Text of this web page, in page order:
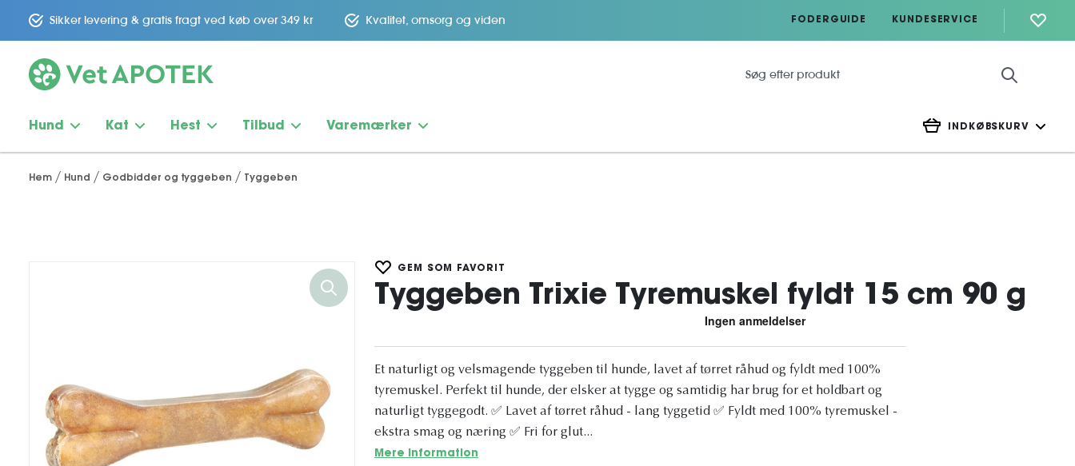
Sikker levering & gratis fragt ved køb over 349 kr Kvalitet, omsorg og viden FODERGUIDE KUNDESERVICE
Hund Kat Hest Tilbud Varemærker INDKØBSKURV
Hem Hund Godbidder og tyggeben Tyggeben
GEM SOM FAVORIT
Tyggeben Trixie Tyremuskel fyldt 15 cm 90 g
Et naturligt og velsmagende tyggeben til hunde, lavet af tørret råhud og fyldt med 100%
tyremuskel. Perfekt til hunde, der elsker at tygge og samtidig har brug for et holdbart og
naturligt tyggegodt. ✅ Lavet af tørret råhud - lang tyggetid ✅ Fyldt med 100% tyremuskel -
ekstra smag og næring ✅ Fri for glut...
Mere information